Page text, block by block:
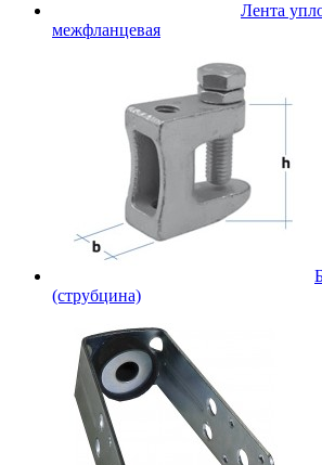
Лента
межфланцевая
(струбцина)